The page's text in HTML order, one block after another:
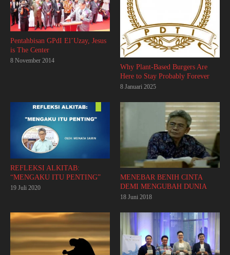
Pentahbisan GPdI El’Uzay, Jesus
is The Center
8 November 2014
Why Plant-Based Burgers Are
Here to Stay Probably Forever
8 Januari 2025
REFLEKSI ALKITAB:
“MENGAKU ITU PENTING”
19 Juli 2020
MENEBAR BENIH CINTA
DEMI MENGUBAH DUNIA
18 Juni 2018